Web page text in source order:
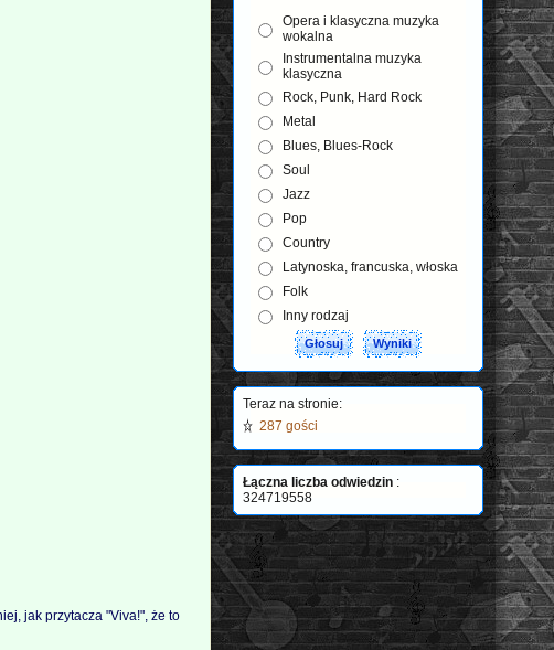
jak przytacza "Viva!", że to
Opera i klasyczna muzyka
wokalna
Instrumentalna muzyka
klasyczna
Rock, Punk, Hard Rock
Metal
Blues, Blues-Rock
Soul
Jazz
Pop
Country
Latynoska, francuska, włoska
Folk
Inny rodzaj
Teraz na stronie:
287 gości
Łączna liczba odwiedzin :
324719558